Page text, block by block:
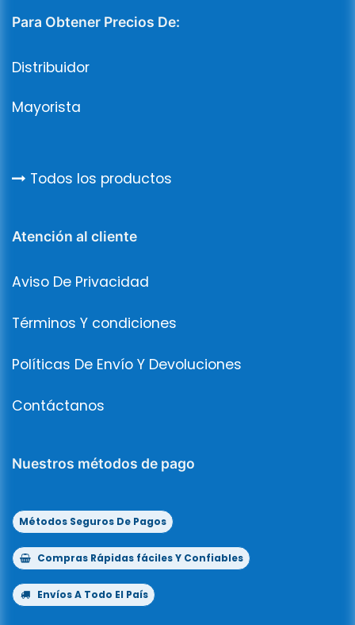
Para Obtener Precios De:
Distribuidor
Mayorista
Todos los productos
Atención al cliente
Aviso De Privacidad
Términos Y condiciones
Políticas De Envío Y Devoluciones
Contáctanos
Nuestros métodos de pago
Métodos Seguros De Pagos
Compras Rápidas fáciles Y Confiables
Envíos A Todo El País